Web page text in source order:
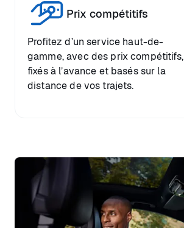
Prix compétitifs
Profitez d’un service haut-de-
gamme, avec des prix compétitifs,
fixés à l’avance et basés sur la
distance de vos trajets.